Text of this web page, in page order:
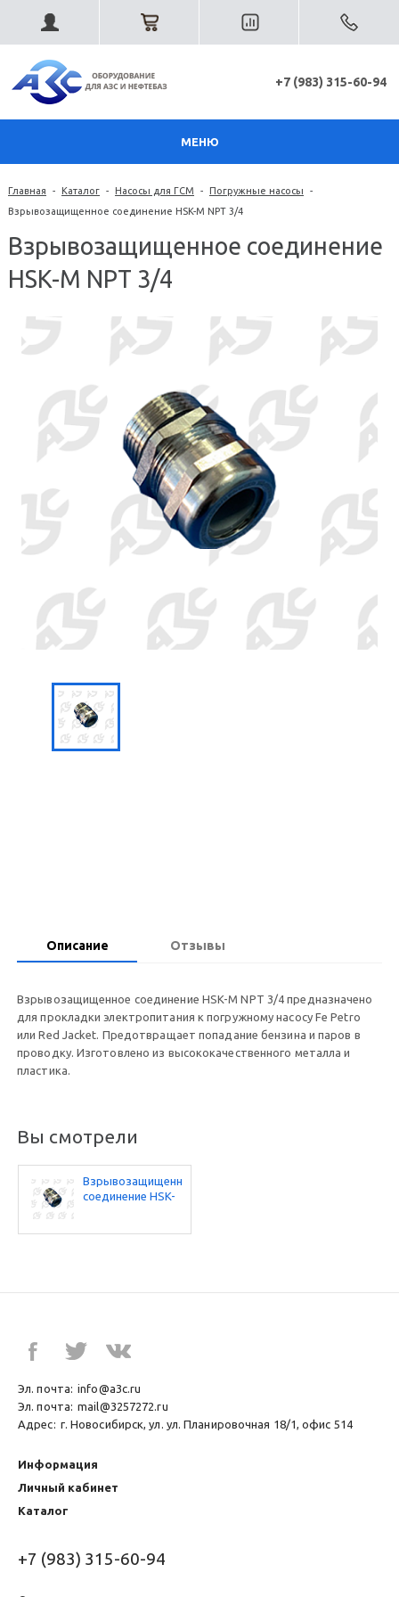
+7 (983) 315-60-94
МЕНЮ
Главная - Каталог - Насосы для ГСМ - Погружные насосы
-
Взрывозащищенное соединение HSK-M NPT 3/4
Взрывозащищенное соединение
HSK-M NPT 3/4
Описание Отзывы
Взрывозащищенное соединение HSK-M NPT 3/4 предназначено
для прокладки электропитания к погружному насосу Fe Petro
или Red Jacket. Предотвращает попадание бензина и паров в
проводку. Изготовлено из высококачественного металла и
пластика.
Вы смотрели
Взрывозащищенное
соединение HSK-
Эл. почта: info@a3c.ru
Эл. почта: mail@3257272.ru
Адрес: г. Новосибирск, ул. ул. Планировочная 18/1, офис 514
Информация
Личный кабинет
Каталог
+7 (983) 315-60-94